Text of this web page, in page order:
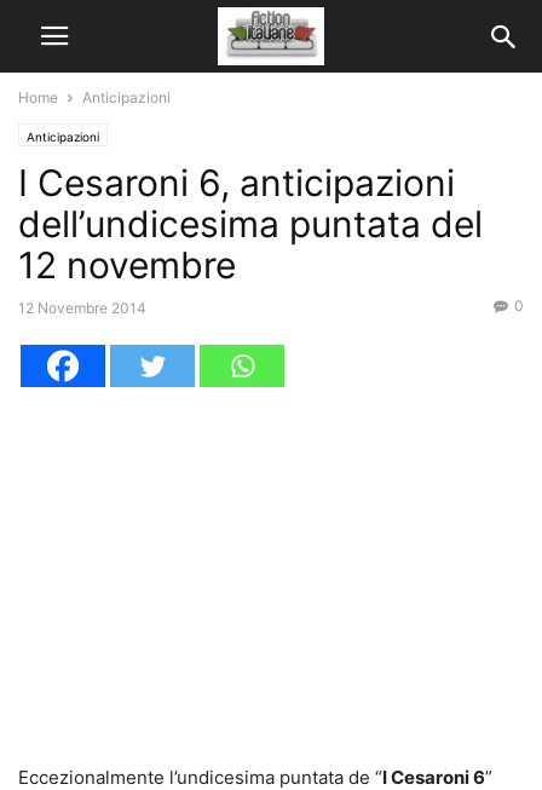
Home Anticipazioni
Anticipazioni
I Cesaroni 6, anticipazioni
dell’undicesima puntata del
12 novembre
12 Novembre 2014 0
Eccezionalmente l’undicesima puntata de “I Cesaroni 6”